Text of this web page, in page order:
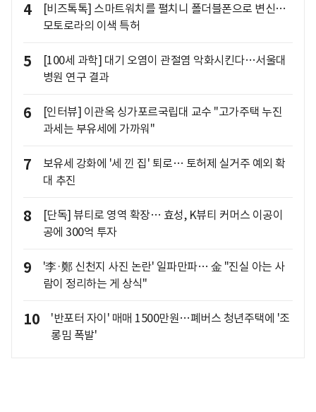
4
[비즈톡톡] 스마트워치를 펼치니 폴더블폰으로 변신…
모토로라의 이색 특허
5
[100세 과학] 대기 오염이 관절염 악화시킨다…서울대
병원 연구 결과
6
[인터뷰] 이관옥 싱가포르국립대 교수 "고가주택 누진
과세는 부유세에 가까워"
7
보유세 강화에 '세 낀 집' 퇴로… 토허제 실거주 예외 확
대 추진
8
[단독] 뷰티로 영역 확장… 효성, K뷰티 커머스 이공이
공에 300억 투자
9
'李·鄭 신천지 사진 논란' 일파만파… 金 "진실 아는 사
람이 정리하는 게 상식"
10
'반포터 자이' 매매 1500만원…폐버스 청년주택에 '조
롱밈 폭발'